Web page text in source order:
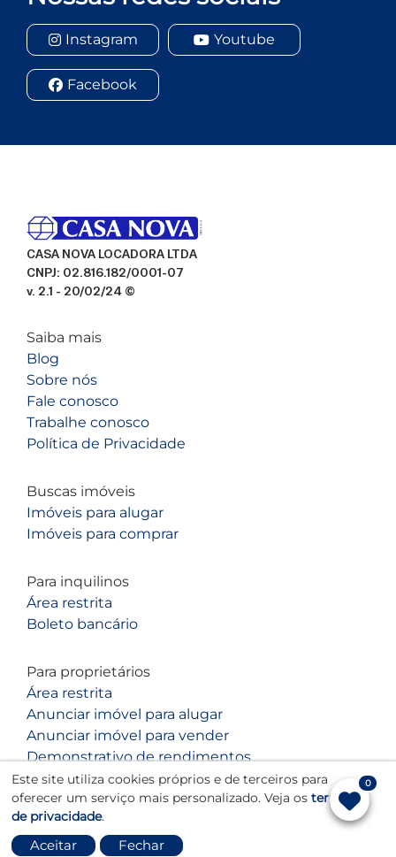
0
Este site utiliza cookies próprios e de terceiros para
oferecer um serviço mais personalizado. Veja os termos
de privacidade.
Aceitar Fechar
Instagram Youtube
Facebook
CASA NOVA LOCADORA LTDA
CNPJ: 02.816.182/0001-07
v. 2.1 - 20/02/24 ©
Saiba mais
Blog
Sobre nós
Fale conosco
Trabalhe conosco
Política de Privacidade
Buscas imóveis
Imóveis para alugar
Imóveis para comprar
Para inquilinos
Área restrita
Boleto bancário
Para proprietários
Área restrita
Anunciar imóvel para alugar
Anunciar imóvel para vender
Demonstrativo de rendimentos